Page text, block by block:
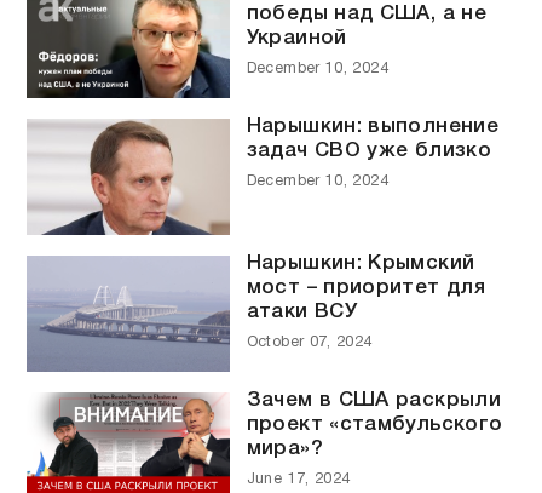
победы над США, а не
Украиной
December 10, 2024
Нарышкин: выполнение
задач СВО уже близко
December 10, 2024
Нарышкин: Крымский
мост – приоритет для
атаки ВСУ
October 07, 2024
Зачем в США раскрыли
проект «стамбульского
мира»?
June 17, 2024